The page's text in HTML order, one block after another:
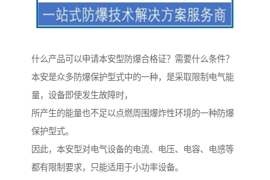
什么产品可以申请本安型防爆合格证？需要什么条件？
本安是众多防爆保护型式中的一种，是采取限制电气能
量，设备即使发生故障时，
所产生的能量也不足以点燃周围爆炸性环境的一种防爆
保护型式。
因此，本安型对电气设备的电流、电压、电容、电感等
都有限制要求，只能适用于小功率设备。